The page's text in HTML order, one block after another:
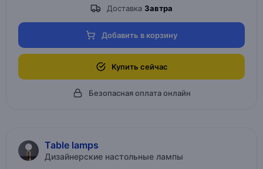
Доставка Завтра
Добавить в корзину
Купить сейчас
Безопасная оплата онлайн
Table lamps
Дизайнерские настольные лампы